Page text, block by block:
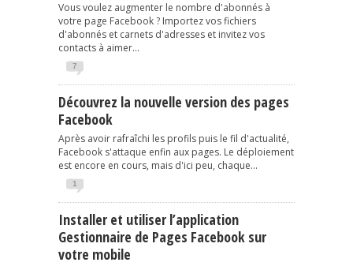
Vous voulez augmenter le nombre d'abonnés à
votre page Facebook ? Importez vos fichiers
d'abonnés et carnets d'adresses et invitez vos
contacts à aimer...
7
Découvrez la nouvelle version des pages
Facebook
Après avoir rafraîchi les profils puis le fil d'actualité,
Facebook s'attaque enfin aux pages. Le déploiement
est encore en cours, mais d'ici peu, chaque...
1
Installer et utiliser l’application
Gestionnaire de Pages Facebook sur
votre mobile